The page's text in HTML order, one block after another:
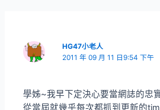
HG47小老人
2011 年 09 月 11 日9:54 下午
學姊~我早下定決心要當網誌的忠
從當屆就幾乎每次都抓到更新的